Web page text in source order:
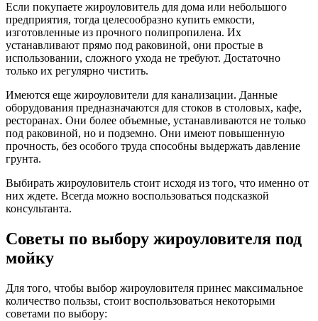
Если покупаете жироуловитель для дома или небольшого
предприятия, тогда целесообразно купить емкости,
изготовленные из прочного полипропилена. Их
устанавливают прямо под раковиной, они простые в
использовании, сложного ухода не требуют. Достаточно
только их регулярно чистить.
Имеются еще жироуловители для канализации. Данные
оборудования предназначаются для стоков в столовых, кафе,
ресторанах. Они более объемные, устанавливаются не только
под раковиной, но и подземно. Они имеют повышенную
прочность, без особого труда способны выдержать давление
грунта.
Выбирать жироуловитель стоит исходя из того, что именно от
них ждете. Всегда можно воспользоваться подсказкой
консультанта.
Советы по выбору жироуловителя под
мойку
Для того, чтобы выбор жироуловителя принес максимальное
количество пользы, стоит воспользоваться некоторыми
советами по выбору: